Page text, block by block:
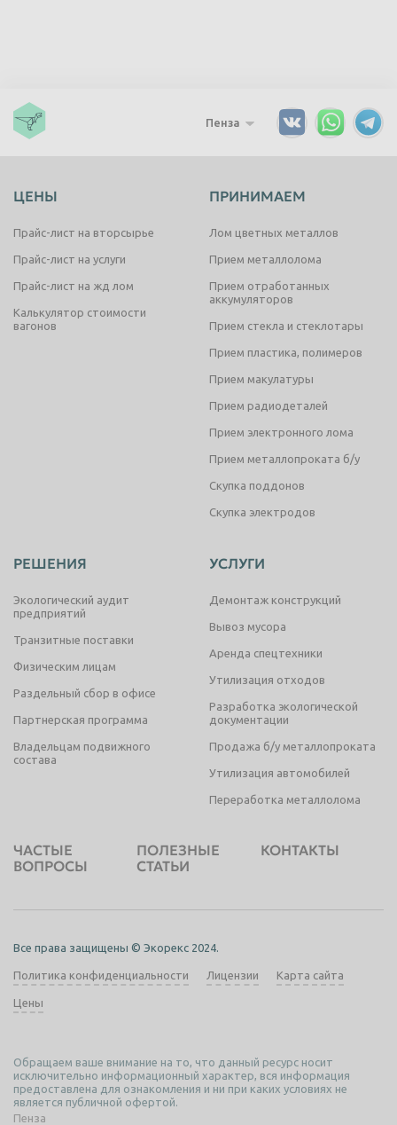
Пенза
ЦЕНЫ
Прайс-лист на вторсырье
Прайс-лист на услуги
Прайс-лист на жд лом
Калькулятор стоимости
вагонов
ПРИНИМАЕМ
Лом цветных металлов
Прием металлолома
Прием отработанных
аккумуляторов
Прием стекла и стеклотары
Прием пластика, полимеров
Прием макулатуры
Прием радиодеталей
Прием электронного лома
Прием металлопроката б/у
Скупка поддонов
Скупка электродов
РЕШЕНИЯ
Экологический аудит
предприятий
Транзитные поставки
Физическим лицам
Раздельный сбор в офисе
Партнерская программа
Владельцам подвижного
состава
УСЛУГИ
Демонтаж конструкций
Вывоз мусора
Аренда спецтехники
Утилизация отходов
Разработка экологической
документации
Продажа б/у металлопроката
Утилизация автомобилей
Переработка металлолома
ЧАСТЫЕ
ВОПРОСЫ
ПОЛЕЗНЫЕ
СТАТЬИ
КОНТАКТЫ
Все права защищены © Экорекс 2024.
Политика конфиденциальности Лицензии Карта сайта
Цены
Обращаем ваше внимание на то, что данный ресурс носит
исключительно информационный характер, вся информация
предоставлена для ознакомления и ни при каких условиях не
является публичной офертой.
Пенза